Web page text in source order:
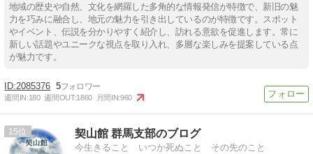
地域の歴史や自然、文化を網羅した多角的な情報発信が特徴で、新旧の魅
力を巧みに融合し、地元の魅力を引き出しているのが特徴です。スポット
やイベント、伝説を分かりやすく紹介し、訪れる意欲を促進します。常に
新しい話題やユニークな視点を取り入れ、多層な楽しみを提案している点
が魅力です。
2085376 5
週間IN:180 週間OUT:1860 月間IN:960
15 契山館 群馬支部のブログ
今生きること いつか死ぬこと その先のこと